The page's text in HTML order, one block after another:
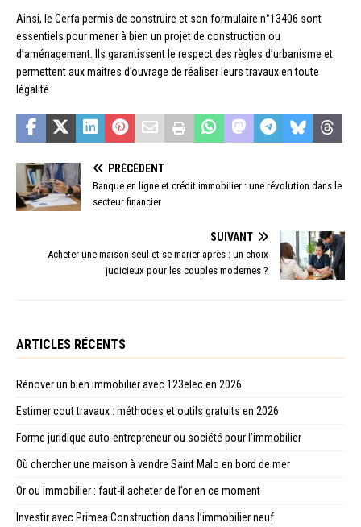
Ainsi, le Cerfa permis de construire et son formulaire n°13406 sont
essentiels pour mener à bien un projet de construction ou
d’aménagement. Ils garantissent le respect des règles d’urbanisme et
permettent aux maîtres d’ouvrage de réaliser leurs travaux en toute
légalité.
PRÉCÉDENT
Banque en ligne et crédit immobilier : une révolution dans le
secteur financier
SUIVANT
Acheter une maison seul et se marier après : un choix
judicieux pour les couples modernes ?
ARTICLES RÉCENTS
Rénover un bien immobilier avec 123elec en 2026
Estimer cout travaux : méthodes et outils gratuits en 2026
Forme juridique auto-entrepreneur ou société pour l’immobilier
Où chercher une maison à vendre Saint Malo en bord de mer
Or ou immobilier : faut-il acheter de l’or en ce moment
Investir avec Primea Construction dans l’immobilier neuf